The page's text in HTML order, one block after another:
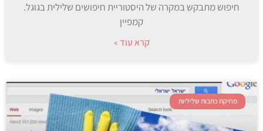
חיפוש מתבקש במקרה של היסטוריית חיפושים שלילית בגוגל.
קמפיין
קרא עוד »
מחיקת כתבות שליליות